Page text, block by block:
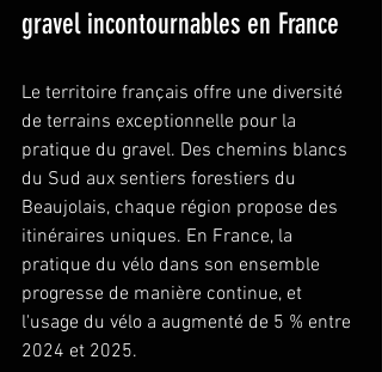
gravel incontournables en France
Le territoire français offre une diversité
de terrains exceptionnelle pour la
pratique du gravel. Des chemins blancs
du Sud aux sentiers forestiers du
Beaujolais, chaque région propose des
itinéraires uniques. En France, la
pratique du vélo dans son ensemble
progresse de manière continue, et
l'usage du vélo a augmenté de 5 % entre
2024 et 2025.